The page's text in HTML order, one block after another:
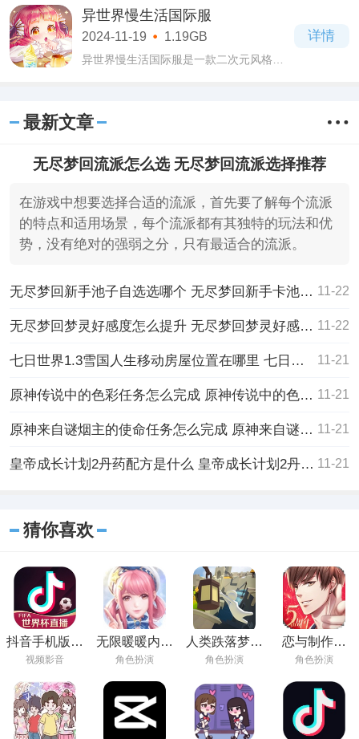
工作人员，根据每位乘客的要求，来制作
出各种各样的美食，根据顾客的需求来送
餐
异世界慢生活国际服
2024-11-19 1.19GB
异世界慢生活国际服是一款二次元风格打
大陆，
详情
最新文章
无尽梦回流派怎么选 无尽梦回流派选择推荐
在游戏中想要选择合适的流派，首先要了解每个流派
的特点和适用场景，每个流派都有其独特的玩法和优
势，没有绝对的强弱之分，只有最适合的流派。
无尽梦回新手池子自选选哪个 无尽梦回新手卡池自选角色推荐 11-22
无尽梦回梦灵好感度怎么提升 无尽梦回梦灵好感度提升方法 11-22
七日世界1.3雪国人生移动房屋位置在哪里 七日世界1.3雪国人生移动房屋位置一览 11-21
原神传说中的色彩任务怎么完成 原神传说中的色彩任务完成攻略 11-21
原神来自谜烟主的使命任务怎么完成 原神来自谜烟主的使命任务完成攻略 11-21
皇帝成长计划2丹药配方是什么 皇帝成长计划2丹药配方一览 11-21
猜你喜欢
抖音手机版在
线观看
视频影音
无限暖暖内测
版下载
角色扮演
人类跌落梦境
手游下载安装
角色扮演
恋与制作人
2023免费下载
角色扮演